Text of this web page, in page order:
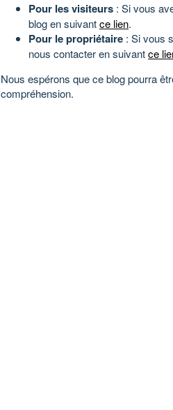
Pour les visiteurs : Si vous
blog en suivantce lien.
Pour le propriétaire : Si vous
nous contacter en suivantce
Nous espérons que ce blog pourra
compréhension.